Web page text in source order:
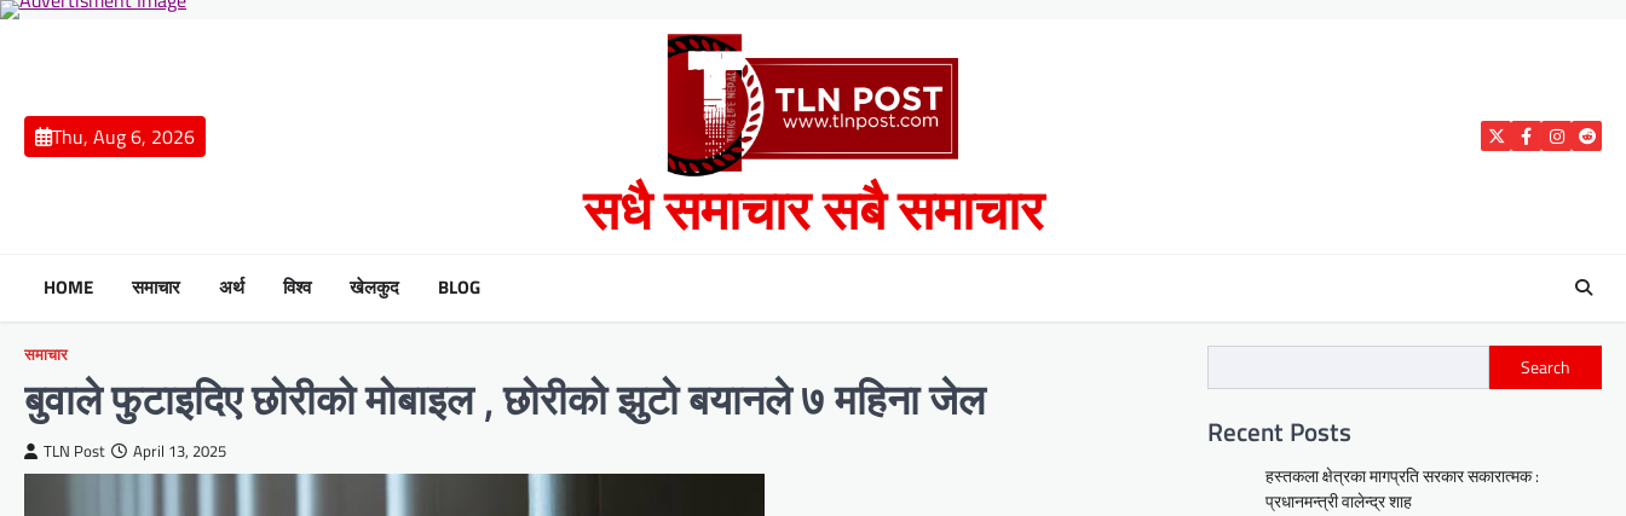
Skip
Thu, Aug 6, 2026
सधै समाचार सबै समाचार
TwitterFacebook
HOME समाचार अर्थ विश्व खेलकुद BLOG
समाचार
बुवाले फुटाइदिए छोरीको मोबाइल , छोरीको झुटो बयानले ७ महिना जेल
TLN Post April 13, 2025
Search
Recent Posts
हस्तकला क्षेत्रका मागप्रति सरकार सकारात्मक :
प्रधानमन्त्री वालेन्द्र शाह